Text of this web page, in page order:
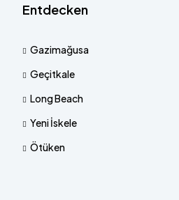
Entdecken
Gazimağusa
Geçitkale
Long Beach
Yeni İskele
Ötüken